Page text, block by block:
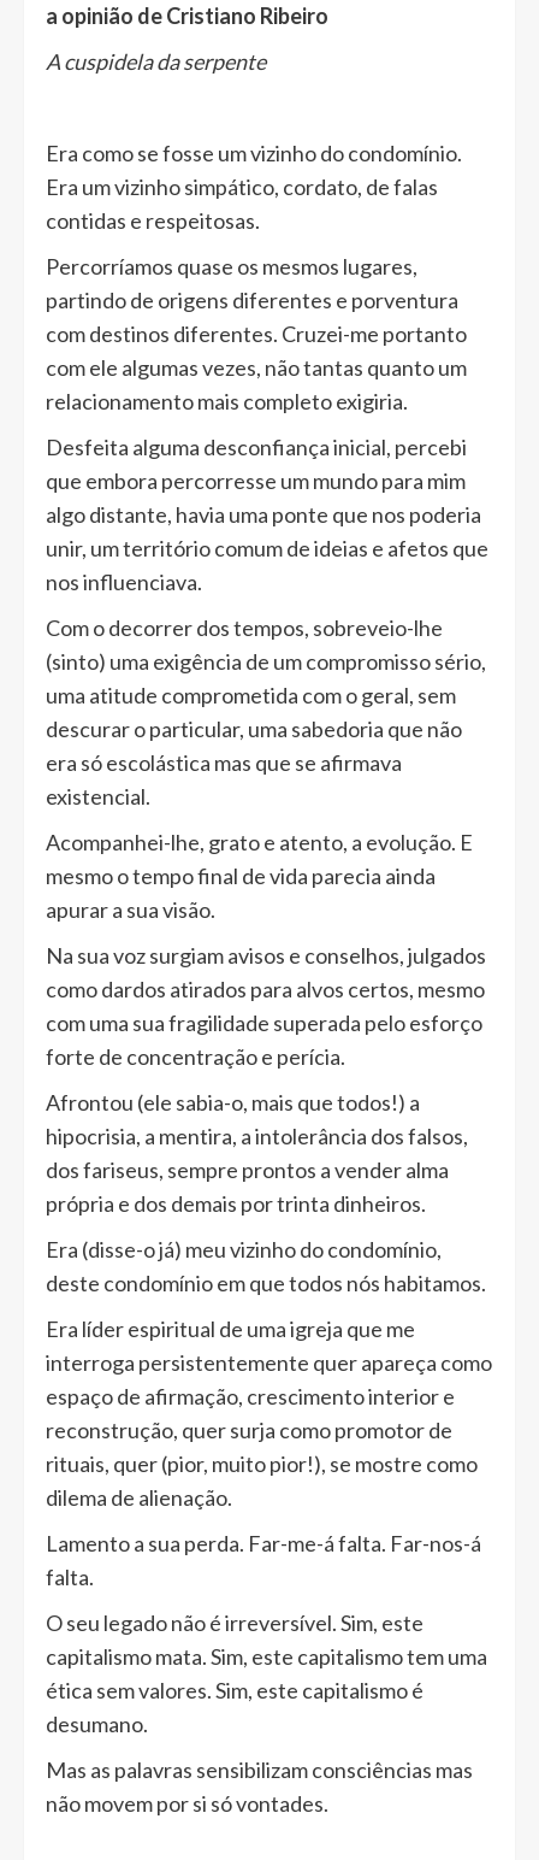
a opinião de Cristiano Ribeiro
A cuspidela da serpente
Era como se fosse um vizinho do condomínio.
Era um vizinho simpático, cordato, de falas
contidas e respeitosas.
Percorríamos quase os mesmos lugares,
partindo de origens diferentes e porventura
com destinos diferentes. Cruzei-me portanto
com ele algumas vezes, não tantas quanto um
relacionamento mais completo exigiria.
Desfeita alguma desconfiança inicial, percebi
que embora percorresse um mundo para mim
algo distante, havia uma ponte que nos poderia
unir, um território comum de ideias e afetos que
nos influenciava.
Com o decorrer dos tempos, sobreveio-lhe
(sinto) uma exigência de um compromisso sério,
uma atitude comprometida com o geral, sem
descurar o particular, uma sabedoria que não
era só escolástica mas que se afirmava
existencial.
Acompanhei-lhe, grato e atento, a evolução. E
mesmo o tempo final de vida parecia ainda
apurar a sua visão.
Na sua voz surgiam avisos e conselhos, julgados
como dardos atirados para alvos certos, mesmo
com uma sua fragilidade superada pelo esforço
forte de concentração e perícia.
Afrontou (ele sabia-o, mais que todos!) a
hipocrisia, a mentira, a intolerância dos falsos,
dos fariseus, sempre prontos a vender alma
própria e dos demais por trinta dinheiros.
Era (disse-o já) meu vizinho do condomínio,
deste condomínio em que todos nós habitamos.
Era líder espiritual de uma igreja que me
interroga persistentemente quer apareça como
espaço de afirmação, crescimento interior e
reconstrução, quer surja como promotor de
rituais, quer (pior, muito pior!), se mostre como
dilema de alienação.
Lamento a sua perda. Far-me-á falta. Far-nos-á
falta.
O seu legado não é irreversível. Sim, este
capitalismo mata. Sim, este capitalismo tem uma
ética sem valores. Sim, este capitalismo é
desumano.
Mas as palavras sensibilizam consciências mas
não movem por si só vontades.